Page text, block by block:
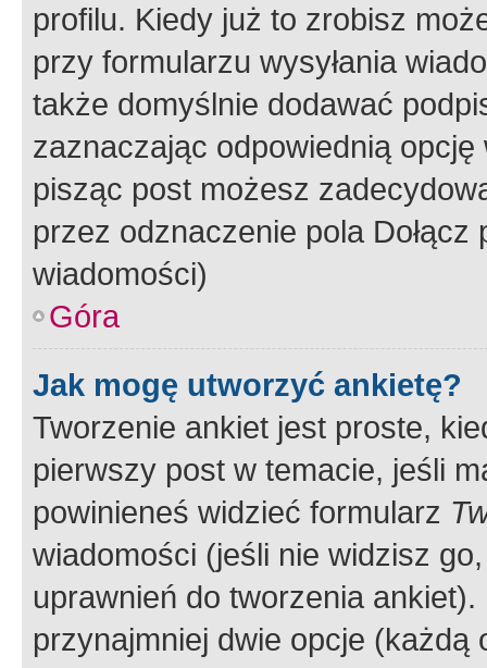
profilu. Kiedy już to zrobisz
przy formularzu wysyłania
także domyślnie dodawać
zaznaczając odpowiednią
pisząc post możesz
przez odznaczenie pola
wiadomości)
Góra
Jak mogę utworzyć ankietę?
Tworzenie ankiet jest proste,
pierwszy post w temacie, jeśli
powinieneś widzieć formularz
wiadomości (jeśli nie widzisz
uprawnień do tworzenia
przynajmniej dwie opcje